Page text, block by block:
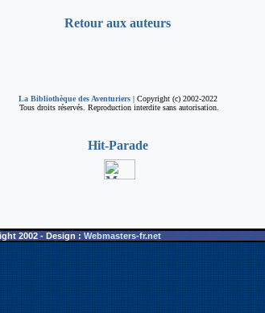
Retour aux auteurs
La Bibliothèque des Aventuriers| Copyright (c) 2002-2022
Tous droits réservés. Reproduction interdite sans autorisation.
2002 - Design : Webmasters-fr.net